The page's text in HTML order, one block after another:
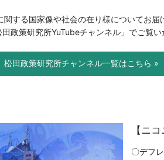
する国家像や社会の在り様についてお届
政策研究所YuTubeチャンネル」でご覧い
松田政策研究所チャンネル一覧はこちら »
【ニ
〇デフ